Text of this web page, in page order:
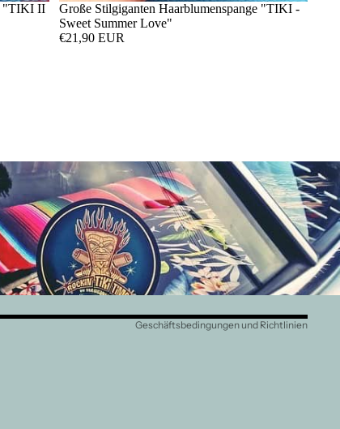
"TIKI II
Große Stilgiganten Haarblumenspange "TIKI -
Sweet Summer Love"
€21,90 EUR
Geschäftsbedingungen und Richtlinien
Widerrufsrecht
Datenschutzerklärung
AGB
Versand
Kontaktinformationen
Impressum